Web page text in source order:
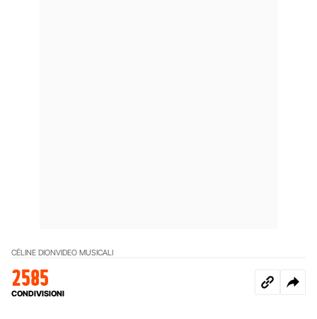
CÉLINE DIONVIDEO MUSICALI
2585
CONDIVISIONI